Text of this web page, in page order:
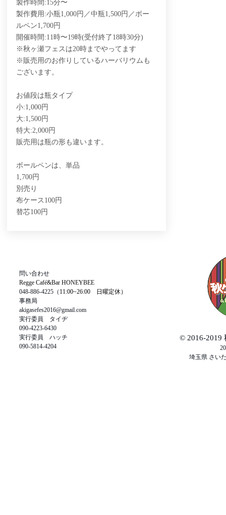
製作時間:15分〜
製作費用:小瓶1,000円／中瓶1,500円／ボー
ルペン1,700円
開催時間:11時〜19時(受付終了18時30分)
※秋ヶ瀬フェスは20時までやってます
※販売用のお作りしているハーバリウムも
ございます。
お値段は瓶タイプ
小:1,000円
大:1,500円
特大:2,000円
販売用は瓶の形も違います。
ボールペンは、単品
1,700円
別売り
布ケース100円
替芯100円
​問い合わせ
Regge Café&Bar HONEYBEE
048-886-4225（ 11:00~26:00 日曜定休）
​事務局
akigasefes2016@gmail.com
実行委員 タイヂ
090-4223-6430
実行委員 ハッチ
090-5814-4204
© 2016-2019
埼玉県 さい